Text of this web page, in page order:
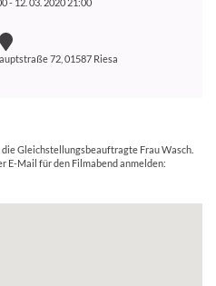
- 12. 03. 2020 21:00
72, 01587 Riesa
Gleichstellungsbeauftragte Frau Wasch.
E-Mail für den Filmabend anmelden: